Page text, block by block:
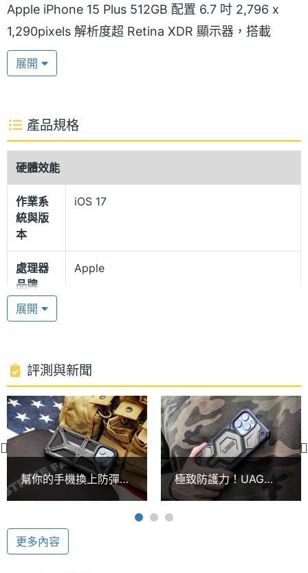
Apple iPhone 15 Plus 512GB 配置 6.7 吋 2,796 x
1,290pixels 解析度超 Retina XDR 顯示器，搭載
OLED 螢幕面板，支援最高 2,000nits 螢幕峰值亮
度；結合全新「動態島」挖孔螢幕設計，不僅整合前
快速查看手機的即時動態。
超瓷晶盾面板
Apple iPhone 15 Plus 512GB 延續高規格的保護力，
正面採用超瓷晶盾面板，機身選用航太等級鋁金屬與
弧形切邊設計，加強機身防護效果及握感表現，搭配
特製的雙離子交換製程強化玻璃，提供豐富的視覺體
驗。機身擁有 IP68 防塵防水等級，滿足日常使用的保
護能力。
Apple iPhone 15 Plus 512GB 搭載 A16 仿生晶片，具
備 16 核心神經網路引擎，擁有 6 核心 CPU (2 個效能
核心與 4 個節能核心) 及 5 核心 GPU，兼顧遊戲效
能、手機續航表現。內建充電式鋰離子電池，支援
15W MagSafe 無線充電、7.5W Qi 無線充電。
USB-C 連接埠
Apple iPhone 15 Plus 512GB 運行 iOS 17 作業系統，
具備 5G 上網、eSIM 服務。首度採用 USB-C 連接埠
設計，支援 DisplayPort、USB 2，傳輸速度最高可達
展開
產品規格
硬體效能
作業系
統與版
本
iOS 17
處理器
品牌
Apple
處理器
ROM儲
存空間
512 GB
顯示螢幕
主螢幕
尺寸
6.7 inch
主螢幕
2796x1290 pixels
主螢幕
展開
評測與新聞
幫你的手機換上防彈
衣！UAG MONARCH
極致防護力！UAG
MONARCH PRO磁吸
更多內容